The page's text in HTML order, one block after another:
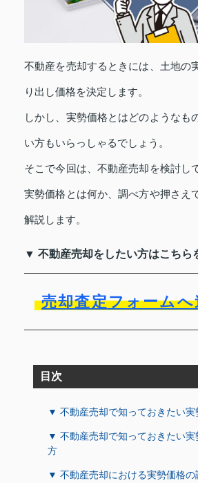
不動産を売却するときには、土地の
り出し価格を決定します。
しかし、実勢価格とはどのようなも
い方もいらっしゃるでしょう。
そこで今回は、不動産売却を検討し
実勢価格とは何か、調べ方や押さえ
解説します。
▼ 不動産売却をしたい方はこちら
売却査定フォーム
目次
▼ 不動産売却で知っておきたい実
▼ 不動産売却で知っておきたい実
方
▼ 不動産売却における実勢価格の